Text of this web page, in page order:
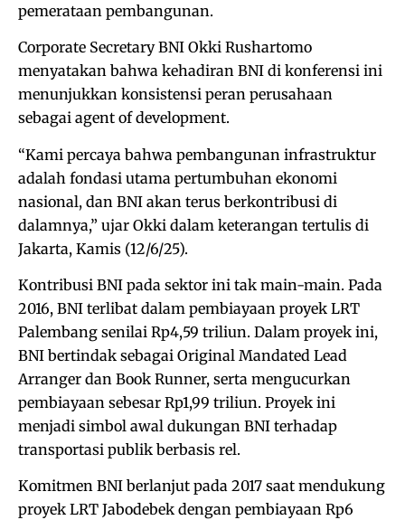
pemerataan pembangunan.
Corporate Secretary BNI Okki Rushartomo
menyatakan bahwa kehadiran BNI di konferensi ini
menunjukkan konsistensi peran perusahaan
sebagai agent of development.
“Kami percaya bahwa pembangunan infrastruktur
adalah fondasi utama pertumbuhan ekonomi
nasional, dan BNI akan terus berkontribusi di
dalamnya,” ujar Okki dalam keterangan tertulis di
Jakarta, Kamis (12/6/25).
Kontribusi BNI pada sektor ini tak main-main. Pada
2016, BNI terlibat dalam pembiayaan proyek LRT
Palembang senilai Rp4,59 triliun. Dalam proyek ini,
BNI bertindak sebagai Original Mandated Lead
Arranger dan Book Runner, serta mengucurkan
pembiayaan sebesar Rp1,99 triliun. Proyek ini
menjadi simbol awal dukungan BNI terhadap
transportasi publik berbasis rel.
Komitmen BNI berlanjut pada 2017 saat mendukung
proyek LRT Jabodebek dengan pembiayaan Rp6